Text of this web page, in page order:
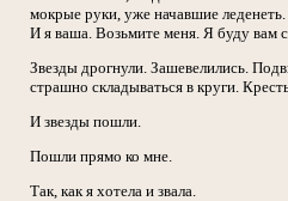
мокрые руки, уже начавшие
И я ваша. Возьмите меня. Я буду вам
Звезды дрогнули. Зашевелились.
страшно складываться в круги.
И звезды пошли.
Пошли прямо ко мне.
Так, как я хотела и звала.